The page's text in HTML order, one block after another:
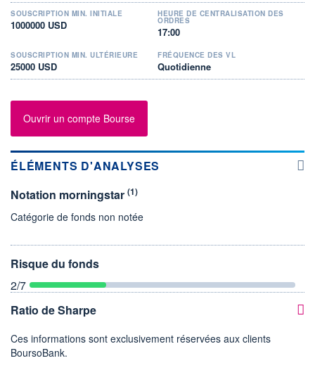
SOUSCRIPTION MIN. INITIALE
1000000 USD
HEURE DE CENTRALISATION DES
ORDRES
17:00
SOUSCRIPTION MIN. ULTÉRIEURE
25000 USD
FRÉQUENCE DES VL
Quotidienne
Ouvrir un compte Bourse
ÉLÉMENTS D'ANALYSES
Notation morningstar (1)
Catégorie de fonds non notée
Risque du fonds
2/7
Ratio de Sharpe
Ces informations sont exclusivement réservées aux clients
BoursoBank.